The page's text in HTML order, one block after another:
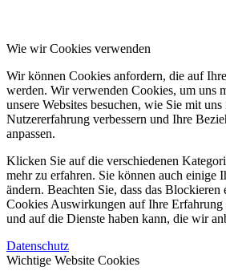
Wie wir Cookies verwenden
Wir können Cookies anfordern, die auf
werden. Wir verwenden Cookies, um uns
unsere Websites besuchen, wie Sie mit
Nutzererfahrung verbessern und Ihre
anpassen.
Klicken Sie auf die verschiedenen
mehr zu erfahren. Sie können auch einige
ändern. Beachten Sie, dass das
Cookies Auswirkungen auf Ihre Erfahrung
und auf die Dienste haben kann, die wir
Datenschutz
Wichtige Website Cookies